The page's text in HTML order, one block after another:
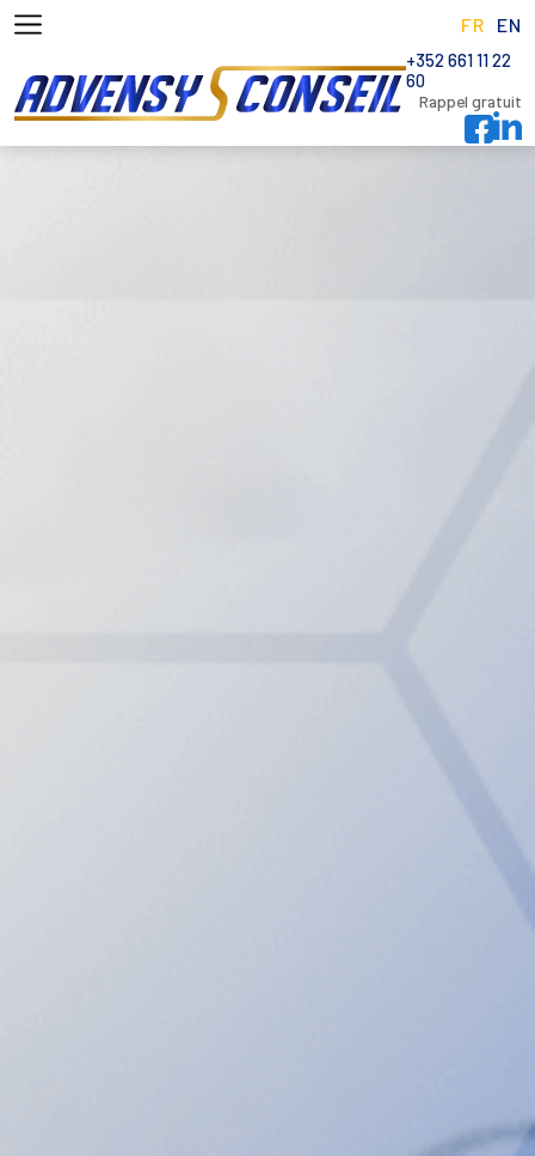
FR EN
+352 661 11 22
60
Rappel gratuit